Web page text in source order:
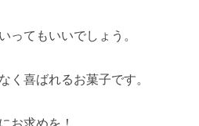
ってもいいでしょう。
く喜ばれるお菓子です。
お求めを！